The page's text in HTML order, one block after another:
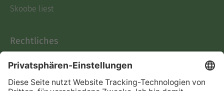
Skoobe liest
Rechtliches
AGB
Informationen nach Data